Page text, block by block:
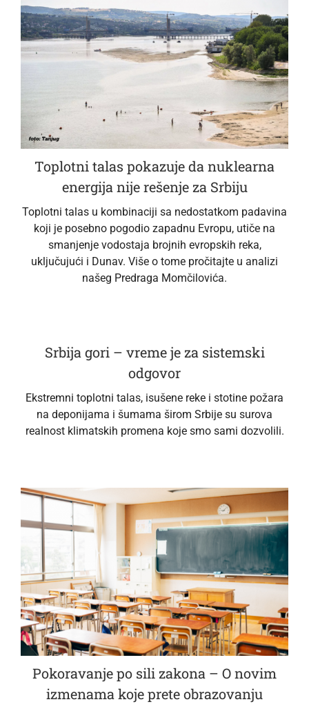
Toplotni talas pokazuje da nuklearna
energija nije rešenje za Srbiju
Toplotni talas u kombinaciji sa nedostatkom padavina
koji je posebno pogodio zapadnu Evropu, utiče na
smanjenje vodostaja brojnih evropskih reka,
uključujući i Dunav. Više o tome pročitajte u analizi
našeg Predraga Momčilovića.
Srbija gori – vreme je za sistemski
odgovor
Ekstremni toplotni talas, isušene reke i stotine požara
na deponijama i šumama širom Srbije su surova
realnost klimatskih promena koje smo sami dozvolili.
Pokoravanje po sili zakona – O novim
izmenama koje prete obrazovanju